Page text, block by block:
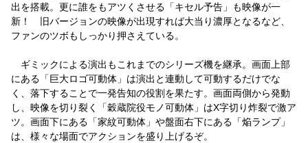
出を搭載。更に誰をもアツくさせる「キセル予告」も映像が一
新！ 旧バージョンの映像が出現すれば大当り濃厚となるなど、
ファンのツボもしっかり押さえている。
ギミックによる演出もこれまでのシリーズ機を継承。画面上部
にある「巨大ロゴ可動体」は演出と連動して可動するだけでな
く、落下することで一発告知の役割を果たす。画面両側から発動
し、映像を切り裂く「穀蔵院役モノ可動体」はX字切り炸裂で激ア
ツ。画面下にある「家紋可動体」や盤面右下にある「焔ランプ」
は、様々な場面でアクションを盛り上げるぞ。